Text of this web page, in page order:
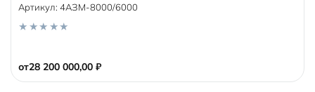
от28 200 000,00 ₽
Артикул: 4АЗМ-8000/6000
u
t